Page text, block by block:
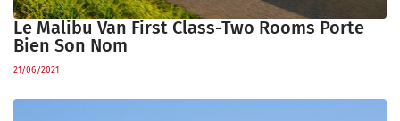
Le Malibu Van First Class-Two Rooms Porte
Bien Son Nom
21/06/2021